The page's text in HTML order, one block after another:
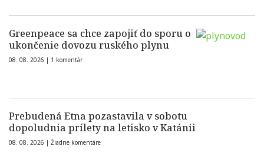
Greenpeace sa chce zapojiť do sporu o
ukončenie dovozu ruského plynu
08. 08. 2026 | 1 komentár
Prebudená Etna pozastavila v sobotu
dopoludnia prílety na letisko v Katánii
08. 08. 2026 | Žiadne komentáre